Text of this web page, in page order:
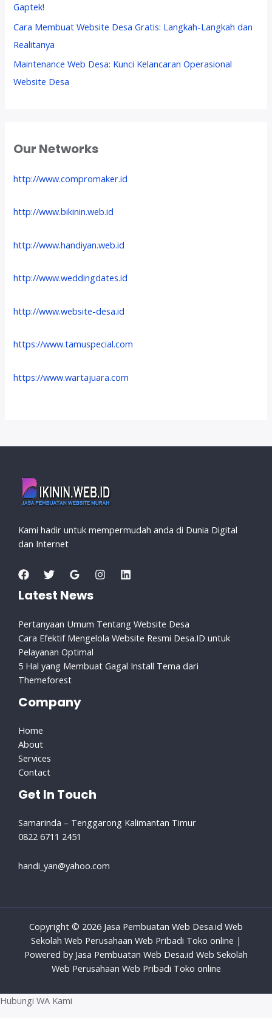
Gaptek!
Cara Membuat Website Desa Gratis: Langkah-Langkah dan
Realitanya
Maintenance Web Desa: Kunci Kelancaran Operasional
Website Desa
Our Networks
http://www.compromaker.id
http://www.bikinin.web.id
http://www.handiyan.web.id
http://www.weddingdates.id
http://www.website-desa.id
https://www.tamuspecial.com
https://www.wartajuara.com
Kami hadir untuk mempermudah anda di Dunia Digital
dan Internet
Latest News
Pertanyaan Umum Tentang Website Desa
Cara Efektif Mengelola Website Resmi Desa.ID untuk
Pelayanan Optimal
5 Hal yang Membuat Gagal Install Tema dari
Themeforest
Company
Home
About
Services
Contact
Get In Touch
Samarinda – Tenggarong Kalimantan Timur
0822 6711 2451
handi_yan@yahoo.com
Copyright © 2026 Jasa Pembuatan Web Desa.id Web
Sekolah Web Perusahaan Web Pribadi Toko online |
Powered by Jasa Pembuatan Web Desa.id Web Sekolah
Web Perusahaan Web Pribadi Toko online
Hubungi WA Kami